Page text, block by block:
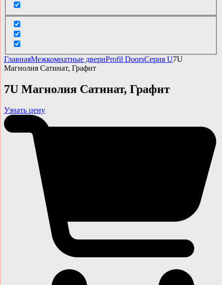
ГлавнаяМежкомнатные двериProfil DoorsСерия U7U
Магнолия Сатинат, Графит
7U Магнолия Сатинат, Графит
Узнать цену